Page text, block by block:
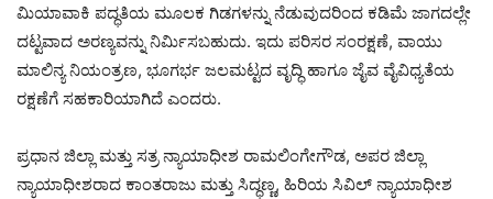
ಮಿಯಾವಾಕಿ ಪದ್ಧತಿಯ ಮೂಲಕ ಗಿಡಗಳನ್ನು ನೆಡುವುದರಿಂದ ಕಡಿಮೆ ಜಾಗದಲ್ಲೇ
ದಟ್ಟವಾದ ಅರಣ್ಯವನ್ನು ನಿರ್ಮಿಸಬಹುದು. ಇದು ಪರಿಸರ ಸಂರಕ್ಷಣೆ, ವಾಯು
ಮಾಲಿನ್ಯ ನಿಯಂತ್ರಣ, ಭೂಗರ್ಭ ಜಲಮಟ್ಟದ ವೃದ್ಧಿ ಹಾಗೂ ಜೈವ ವೈವಿಧ್ಯತೆಯ
ರಕ್ಷಣೆಗೆ ಸಹಕಾರಿಯಾಗಿದೆ ಎಂದರು.
ಪ್ರಧಾನ ಜಿಲ್ಲಾ ಮತ್ತು ಸತ್ರ ನ್ಯಾಯಾಧೀಶ ರಾಮಲಿಂಗೇಗೌಡ, ಅಪರ ಜಿಲ್ಲಾ
ನ್ಯಾಯಾಧೀಶರಾದ ಕಾಂತರಾಜು ಮತ್ತು ಸಿದ್ಧಣ್ಣ, ಹಿರಿಯ ಸಿವಿಲ್ ನ್ಯಾಯಾಧೀಶ